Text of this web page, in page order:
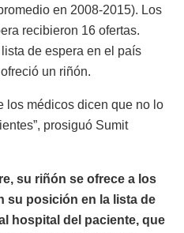
en 2008-2015). Los
recibieron 16 ofertas.
de espera en el país
un riñón.
los médicos dicen que no lo
prosiguó Sumit
su riñón se ofrece a los
su posición en la lista de
hospital del paciente, que